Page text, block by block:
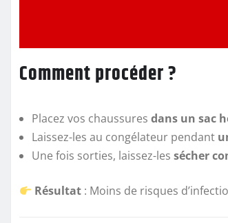
Comment procéder ?
Placez vos chaussures dans un sac
Laissez-les au congélateur pendant
Une fois sorties, laissez-les sécher
Résultat : Moins de risques